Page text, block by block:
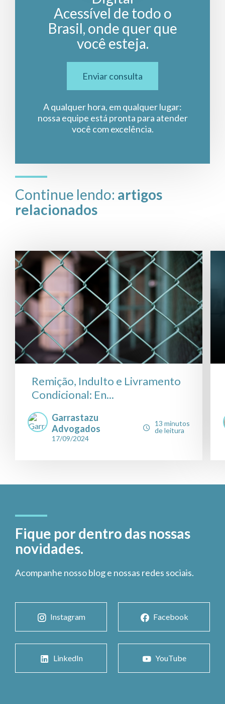
Acessível de todo o
Brasil, onde quer que
você esteja.
Enviar consulta
A qualquer hora, em qualquer lugar:
nossa equipe está pronta para atender
você com excelência.
Continue lendo: artigos
relacionados
Remição, Indulto e Livramento
Condicional: En...
Garrastazu
Advogados
17/09/2024
13 minutos
de leitura
Fique por dentro das nossas
novidades.
Acompanhe nosso blog e nossas redes sociais.
Instagram Facebook
LinkedIn YouTube